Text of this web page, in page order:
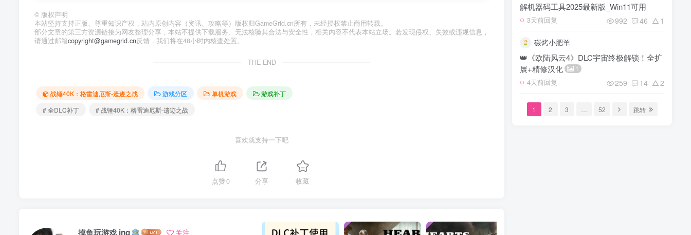
© 版权声明
本站坚持支持正版、尊重知识产权，站内原创内容（资讯、攻略等）版权归GameGrid.cn所有，未经授权禁止商用转载。
部分文章的第三方资源链接为网友整理分享，本站不提供下载服务、无法核验其合法与安全性，相关内容不代表本站立场。若发现侵权、失效或违规信息，
请通过邮箱copyright@gamegrid.cn反馈，我们将在48小时内核查处置。
THE END
战锤40K：格雷迪厄斯-遗迹之战 游戏分区 单机游戏
游戏补丁
# 全DLC补丁
# 战锤40K：格雷迪厄斯-遗迹之战
喜欢就支持一下吧
点赞0 分享 收藏
摸鱼玩游戏 ing 关注
解机器码工具2025最新版_Win11可用
3天前回复 992 46 1
碳烤小肥羊
👑《欧陆风云4》DLC宇宙终极解锁！全扩
展+精修汉化
1
4天前回复 259 14 2
1 2 3 52 跳转